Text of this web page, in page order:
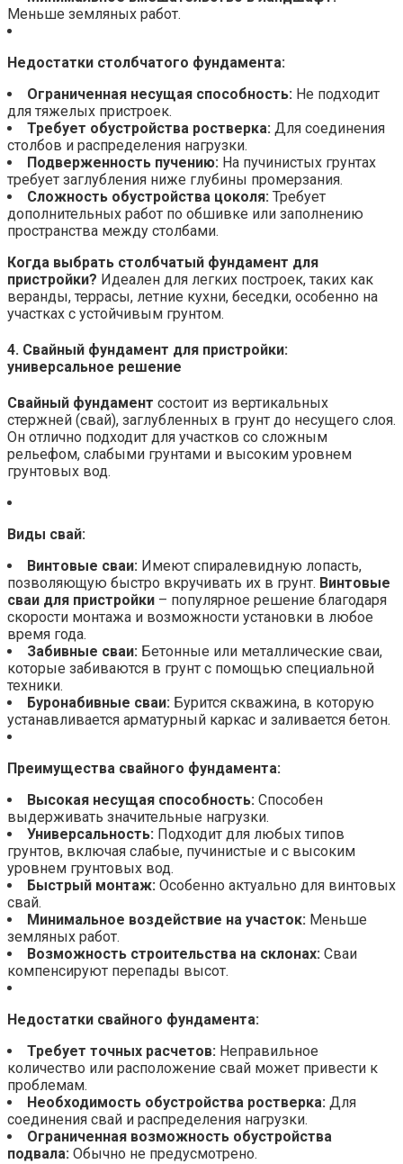
Меньше земляных работ.
Недостатки столбчатого фундамента:
Ограниченная несущая способность: Не подходит
для тяжелых пристроек.
Требует обустройства ростверка: Для соединения
столбов и распределения нагрузки.
Подверженность пучению: На пучинистых грунтах
требует заглубления ниже глубины промерзания.
Сложность обустройства цоколя: Требует
дополнительных работ по обшивке или заполнению
пространства между столбами.
Когда выбрать столбчатый фундамент для
пристройки? Идеален для легких построек, таких как
веранды, террасы, летние кухни, беседки, особенно на
участках с устойчивым грунтом.
4. Свайный фундамент для пристройки:
универсальное решение
Свайный фундамент состоит из вертикальных
стержней (свай), заглубленных в грунт до несущего слоя.
Он отлично подходит для участков со сложным
рельефом, слабыми грунтами и высоким уровнем
грунтовых вод.
Виды свай:
Винтовые сваи: Имеют спиралевидную лопасть,
позволяющую быстро вкручивать их в грунт. Винтовые
сваи для пристройки – популярное решение благодаря
скорости монтажа и возможности установки в любое
время года.
Забивные сваи: Бетонные или металлические сваи,
которые забиваются в грунт с помощью специальной
техники.
Буронабивные сваи: Бурится скважина, в которую
устанавливается арматурный каркас и заливается бетон.
Преимущества свайного фундамента:
Высокая несущая способность: Способен
выдерживать значительные нагрузки.
Универсальность: Подходит для любых типов
грунтов, включая слабые, пучинистые и с высоким
уровнем грунтовых вод.
Быстрый монтаж: Особенно актуально для винтовых
свай.
Минимальное воздействие на участок: Меньше
земляных работ.
Возможность строительства на склонах: Сваи
компенсируют перепады высот.
Недостатки свайного фундамента:
Требует точных расчетов: Неправильное
количество или расположение свай может привести к
проблемам.
Необходимость обустройства ростверка: Для
соединения свай и распределения нагрузки.
Ограниченная возможность обустройства
подвала: Обычно не предусмотрено.